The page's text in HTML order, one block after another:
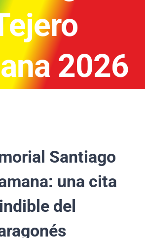
2026
Santiago
una cita
del